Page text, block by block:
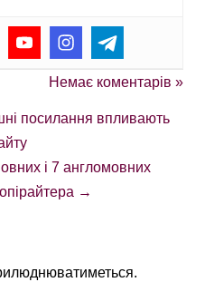
Немає коментарів »
посилання впливають
і 7 англомовних
→